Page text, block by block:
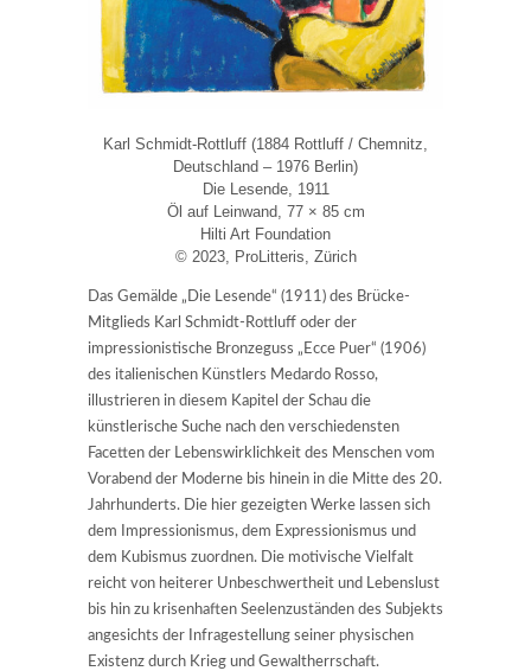
Karl Schmidt-Rottluff (1884 Rottluff / Chemnitz,
Deutschland – 1976 Berlin)
Die Lesende, 1911
Öl auf Leinwand, 77 × 85 cm
Hilti Art Foundation
© 2023, ProLitteris, Zürich
Das Gemälde „Die Lesende“ (1911) des Brücke-
Mitglieds Karl Schmidt-Rottluff oder der
impressionistische Bronzeguss „Ecce Puer“ (1906)
des italienischen Künstlers Medardo Rosso,
illustrieren in diesem Kapitel der Schau die
künstlerische Suche nach den verschiedensten
Facetten der Lebenswirklichkeit des Menschen vom
Vorabend der Moderne bis hinein in die Mitte des 20.
Jahrhunderts. Die hier gezeigten Werke lassen sich
dem Impressionismus, dem Expressionismus und
dem Kubismus zuordnen. Die motivische Vielfalt
reicht von heiterer Unbeschwertheit und Lebenslust
bis hin zu krisenhaften Seelenzuständen des Subjekts
angesichts der Infragestellung seiner physischen
Existenz durch Krieg und Gewaltherrschaft.